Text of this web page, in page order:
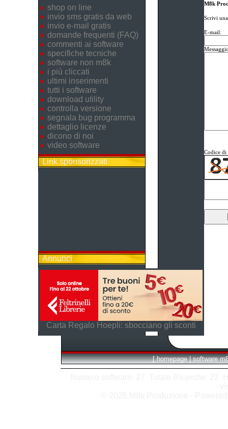
shop on line
invio sms gratis da web
invio e-mail gratis
domande frequenti (FAQ)
commenti ai software
specifiche tecniche
software non m8k
i più cliccati
ultimi inserimenti
tutti i software
download utility
controlla versione
segnala bug programma
dettaglio licenze
dicono di noi
video software
Link sponsorizzati
Annunci
Carta Regalo Hoepli: sbocciano gli sconti
M8k
Scrivi
E-mail:
Codice
[ homepage | software